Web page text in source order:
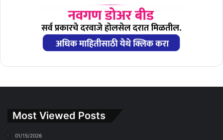
Most Viewed Posts
01/15/2026